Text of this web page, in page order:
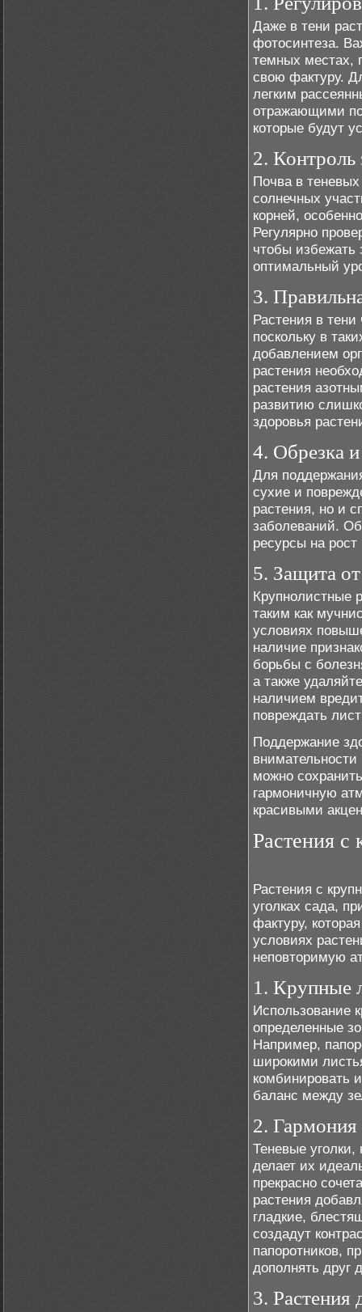
Даже в тени
фотосинтеза.
темных местах,
свою фактуру.
легким
отражающими
которые будут
2.
Почва в
солнечных
корней,
Регулярно
чтобы избежать
оптимальный
3.
Растения в
поскольку в
добавлением
растения
растения
развитию
здоровья
4. Обрезка
Для
сухие и
растения, но и
заболеваний.
ресурсы на
5. Защита
Крупнолистные
таким как
условиях
наличие
борьбы с
а также
наличием
повреждать
Поддержание
можно
гармоничную
красивыми
Растения с
Растения с
уголках сада,
фактуру,
условиях
неповторимую
1. Крупные
Использование
определенные
Например,
широкими
комбинировать
баланс между
2.
Теневые уголки,
делает их
прекрасно
растения
гладкие,
создадут
папоротников,
дополнять друг
3. Растения